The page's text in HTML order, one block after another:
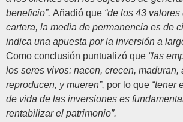
beneficio”. Añadió que “de los 43
cartera, la media de permanencia es de
indica una apuesta por la inversión a
Como conclusión puntualizó que “las
los seres vivos: nacen, crecen, maduran,
reproducen, y mueren”, por lo que “tener
de vida de las inversiones es
rentabilizar el patrimonio”.